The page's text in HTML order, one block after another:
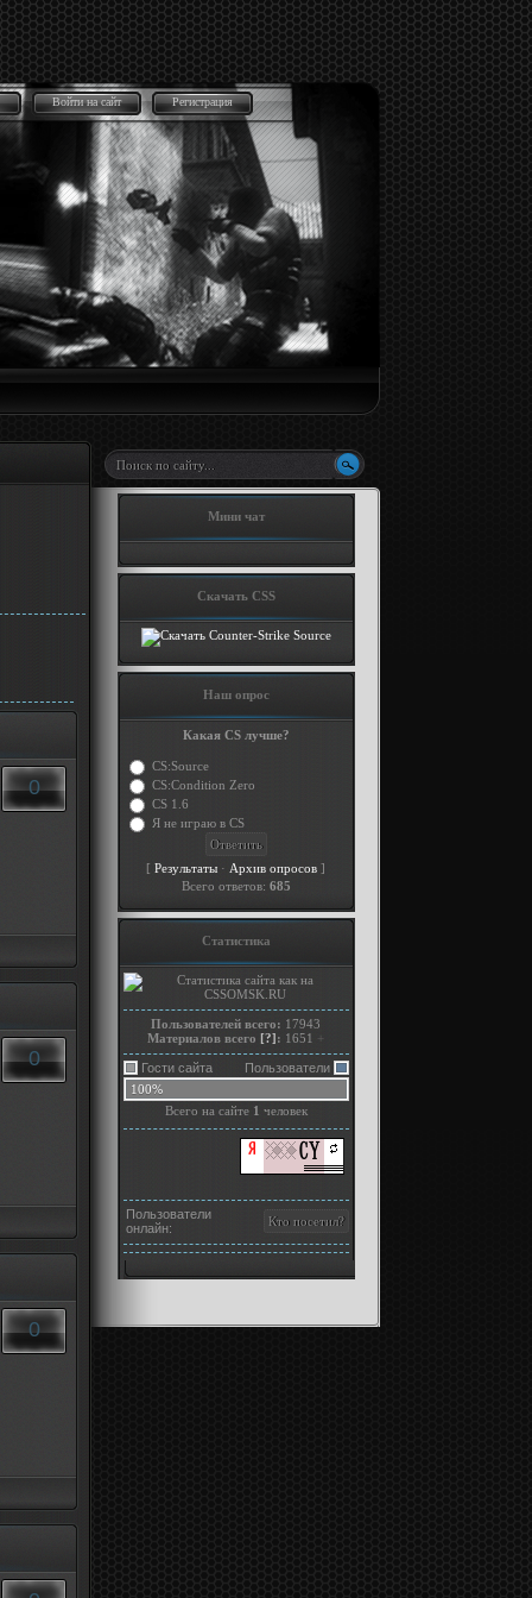
Войти на сайт Регистрация
0
0
0
Мини чат
Скачать CSS
Наш опрос
Какая CS лучше?
CS:Source
CS:Condition Zero
CS 1.6
Я не играю в CS
[ Результаты · Архив опросов ]
Всего ответов: 685
Статистика
Пользователей всего: 17943
Материалов всего [?]: 1651 +
Гости сайта
Пользователи
100%
Всего на сайте 1 человек
Пользователи
онлайн: